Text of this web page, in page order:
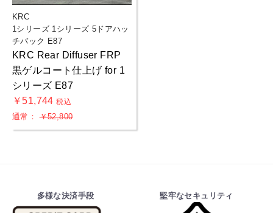
KRC
1シリーズ 1シリーズ 5ドアハッ
チバック E87
KRC Rear Diffuser FRP
黒ゲルコート仕上げ for 1
シリーズ E87
￥51,744税込
通常：￥52,800
多様な決済手段 堅牢なセキュリティ